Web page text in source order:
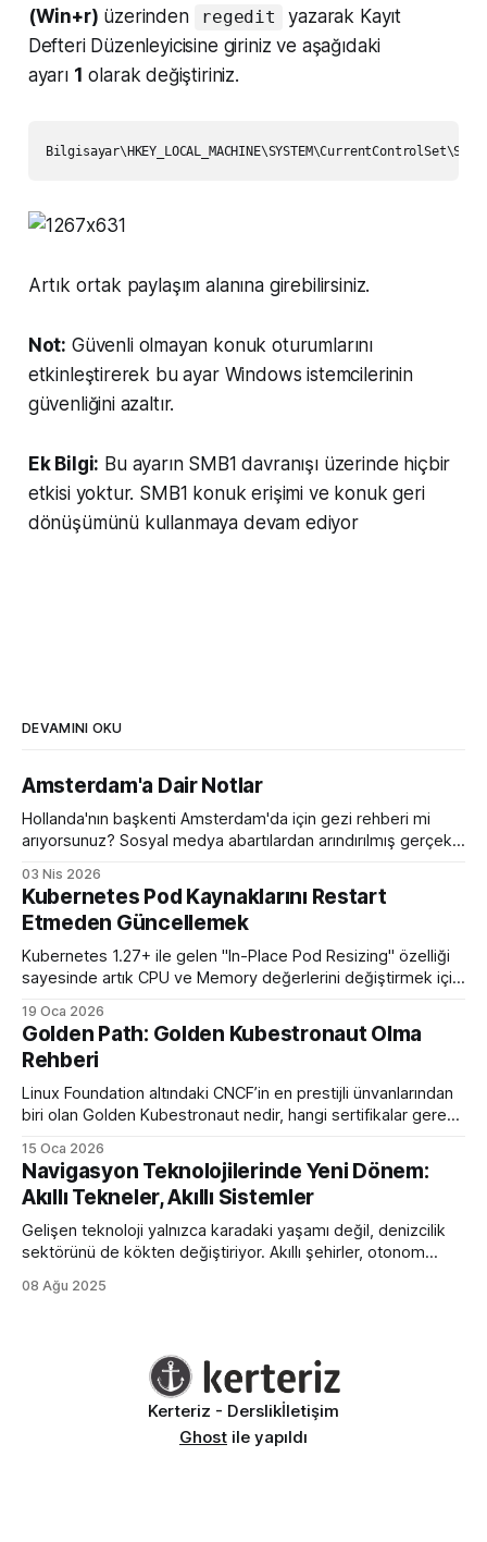
(Win+r) üzerinden regedit
yazarak Kayıt
Defteri Düzenleyicisine giriniz ve aşağıdaki
ayarı 1 olarak değiştiriniz.
Artık ortak paylaşım alanına girebilirsiniz.
Not: Güvenli olmayan konuk oturumlarını
etkinleştirerek bu ayar Windows istemcilerinin
güvenliğini azaltır.
Ek Bilgi: Bu ayarın SMB1 davranışı üzerinde hiçbir
etkisi yoktur. SMB1 konuk erişimi ve konuk geri
dönüşümünü kullanmaya devam ediyor
DEVAMINI OKU
Amsterdam'a Dair Notlar
Hollanda'nın başkenti Amsterdam'da için gezi rehberi mi
arıyorsunuz? Sosyal medya abartılardan arındırılmış gerçek
03 Nis 2026
Kubernetes Pod Kaynaklarını Restart
Etmeden Güncellemek
Kubernetes 1.27+ ile gelen "In-Place Pod Resizing" özelliği
sayesinde artık CPU ve Memory değerlerini değiştirmek için
19 Oca 2026
Golden Path: Golden Kubestronaut Olma
Rehberi
Linux Foundation altındaki CNCF’in en prestijli ünvanlarından
biri olan Golden Kubestronaut nedir, hangi sertifikalar gerekir
Golden Kubestronaut’undan adım adım başarı rehberi.
15 Oca 2026
Navigasyon Teknolojilerinde Yeni Dönem:
Akıllı Tekneler, Akıllı Sistemler
Gelişen teknoloji yalnızca karadaki yaşamı değil, denizcilik
sektörünü de kökten değiştiriyor. Akıllı şehirler, otonom
araçlarında da kendine yer bulmuş durumda. Navigasyon
yerini giderek daha fazla otomasyonla çalışan, gerçek
08 Ağu 2025
Kerteriz - Derslikİletişim
Ghost ile yapıldı